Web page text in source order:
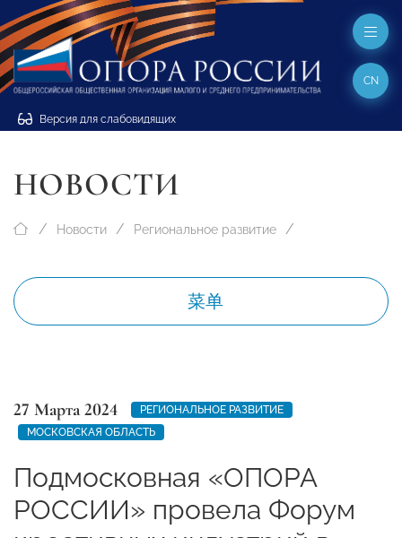
Версия для слабовидящих
CN
НОВОСТИ
Новости Региональное развитие
菜单
27 Марта 2024
РЕГИОНАЛЬНОЕ РАЗВИТИЕ
МОСКОВСКАЯ ОБЛАСТЬ
Подмосковная «ОПОРА
РОССИИ» провела Форум